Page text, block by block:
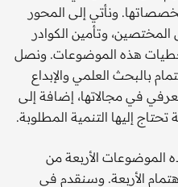
ونأتي إلى المحور
المختصين، وتأمين الكوادر
معطيات هذه الموضوعات. ونصل
بالبحث العلمي والإبداع
في مجالاتها، إضافة إلى
إليها التنمية المطلوبة.
الموضوعات الأربعة من
الأربعة. وسنقدم في